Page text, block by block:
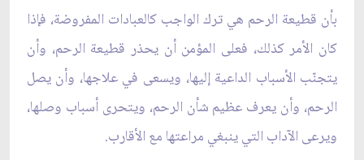
بأن قطيعة الرحم هي ترك الواجب كالعبادات المفروضة، فإذا
كان الأمر كذلك، فعلى المؤمن أن يحذر قطيعة الرحم، وأن
يتجنّب الأسباب الداعية إليها، ويسعى في علاجها، وأن يصل
الرحم، وأن يعرف عظيم شأن الرحم، ويتحرى أسباب وصلها،
ويرعى الآداب التي ينبغي مراعتها مع الأقارب.